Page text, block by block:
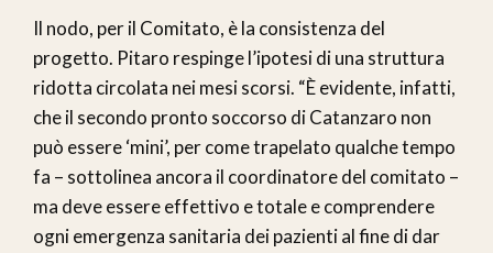
Il nodo, per il Comitato, è la consistenza del
progetto. Pitaro respinge l’ipotesi di una struttura
ridotta circolata nei mesi scorsi. “È evidente, infatti,
che il secondo pronto soccorso di Catanzaro non
può essere ‘mini’, per come trapelato qualche tempo
fa – sottolinea ancora il coordinatore del comitato –
ma deve essere effettivo e totale e comprendere
ogni emergenza sanitaria dei pazienti al fine di dar